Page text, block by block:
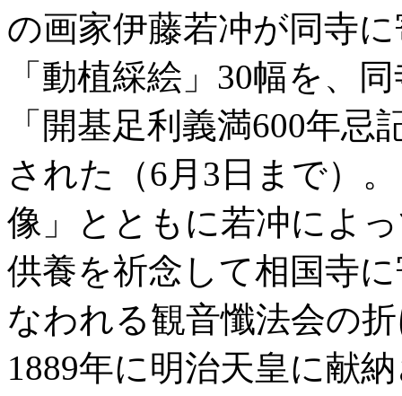
の画家伊藤若冲が同寺
「動植綵絵」30幅を、
「開基足利義満600年
された（6月3日まで）
像」とともに若冲によ
供養を祈念して相国寺
なわれる観音懺法会の
1889年に明治天皇に献